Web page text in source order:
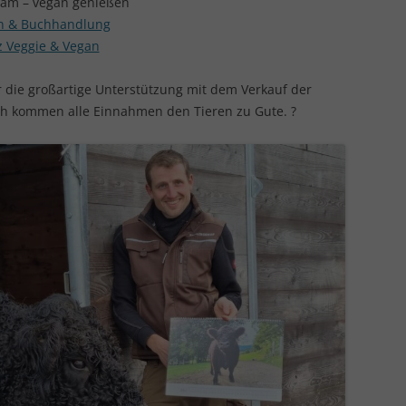
& Buchhandlung
& Vegan
großartige Unterstützung mit dem Verkauf der
alle Einnahmen den Tieren zu Gute. ?